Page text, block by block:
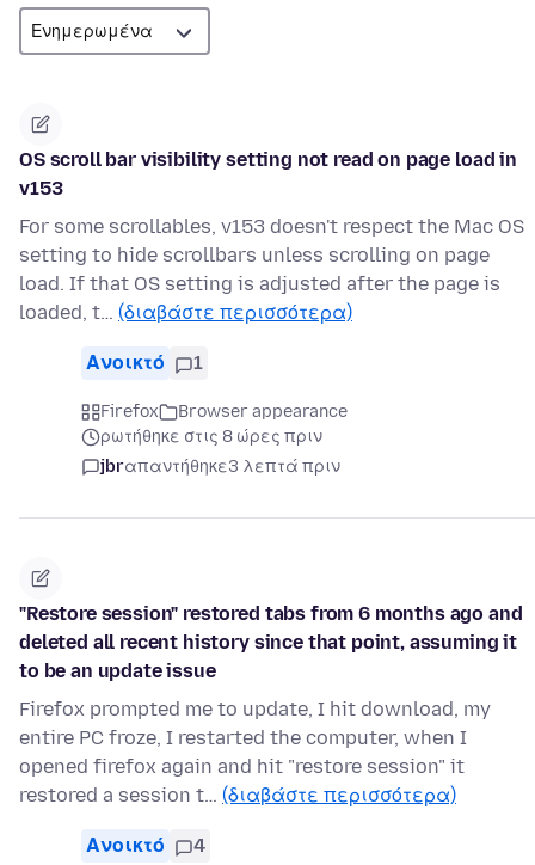
OS scroll bar visibility setting not read on page load in
v153
For some scrollables, v153 doesn't respect the Mac OS
setting to hide scrollbars unless scrolling on page
load. If that OS setting is adjusted after the page is
loaded, t… (διαβάστε περισσότερα)
Ανοικτό 1
Firefox
Browser appearance
ρωτήθηκε στις 8 ώρες πριν
jbrαπαντήθηκε3 λεπτά πριν
"Restore session" restored tabs from 6 months ago and
deleted all recent history since that point, assuming it
to be an update issue
Firefox prompted me to update, I hit download, my
entire PC froze, I restarted the computer, when I
opened firefox again and hit "restore session" it
restored a session t… (διαβάστε περισσότερα)
Ανοικτό 4